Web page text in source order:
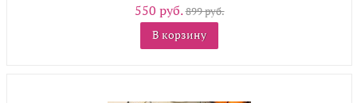
550 руб.899 руб.
В корзину